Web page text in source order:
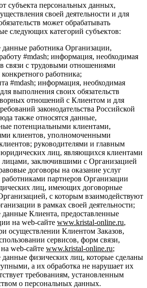
субъекта персональных данных,
своей деятельности и для
может обрабатывать
следующих категорий субъектов:
данные работника Организации,
#mdash; информация, необходимая
связи с трудовыми отношениями
работника;
#mdash; информация, необходимая
выполнения своих обязательств
отношений с Клиентом и для
законодательства Российской
также относятся данные,
потенциальными клиентами,
клиентов, уполномоченными
руководителями и главным
юридических лиц, являющихся клиентами
заключившими с Организацией
договоры на оказание услуг
партнеров Организации
лиц, имеющих договорные
с которым взаимодействуют
в рамках своей деятельности;
данные Клиента, предоставленные
на web-сайте www.kristal-online.ru,
осуществлении Клиентом Заказов,
сервисов, форм связи,
web-сайте www.kristal-online.ru;
данные физических лиц, которые сделаны
а их обработка не нарушает их
требованиям, установленным
о персональных данных.